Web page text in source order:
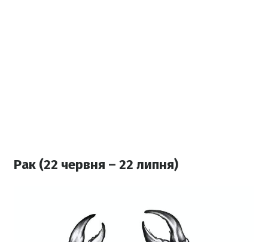
Рак (22 червня – 22 липня)